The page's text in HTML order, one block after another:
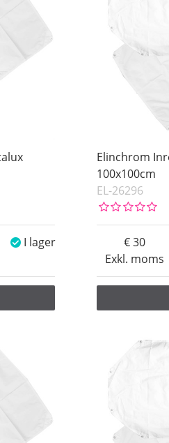
I lager
Elinchrom
100x100cm
EL-26296
Exkl. moms
30